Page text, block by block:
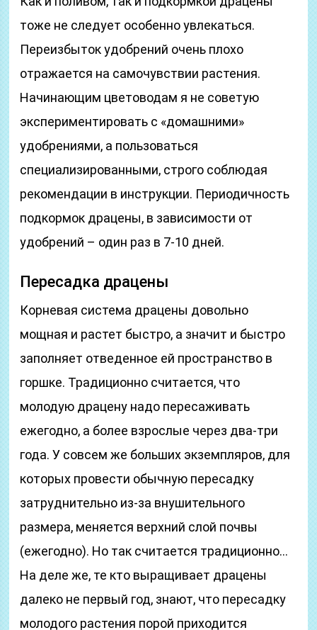
тоже не следует особенно увлекаться.
Переизбыток удобрений очень плохо
отражается на самочувствии растения.
Начинающим цветоводам я не советую
экспериментировать с «домашними»
удобрениями, а пользоваться
специализированными, строго соблюдая
рекомендации в инструкции. Периодичность
подкормок драцены, в зависимости от
удобрений – один раз в 7-10 дней.
Пересадка драцены
Корневая система драцены довольно
мощная и растет быстро, а значит и быстро
заполняет отведенное ей пространство в
горшке. Традиционно считается, что
молодую драцену надо пересаживать
ежегодно, а более взрослые через два-три
года. У совсем же больших экземпляров, для
которых провести обычную пересадку
затруднительно из-за внушительного
размера, меняется верхний слой почвы
(ежегодно). Но так считается традиционно…
На деле же, те кто выращивает драцены
далеко не первый год, знают, что пересадку
молодого растения порой приходится